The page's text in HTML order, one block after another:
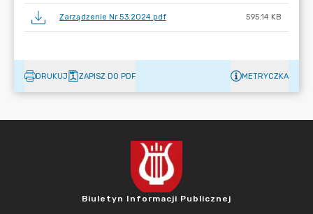
Zarządzenie Nr 53.2024.pdf 595.14 KB
DRUKUJ ZAPISZ DO PDF METRYCZKA
Biuletyn Informacji Publicznej